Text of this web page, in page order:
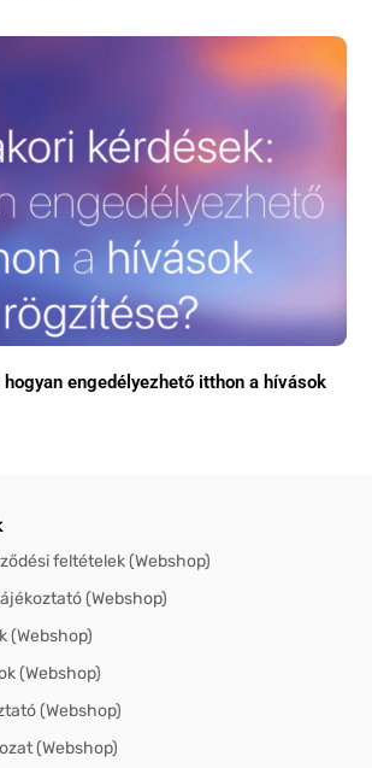
engedélyezhető itthon a hívások
feltételek (Webshop)
(Webshop)
(Webshop)
(Webshop)
(Webshop)
(Webshop)